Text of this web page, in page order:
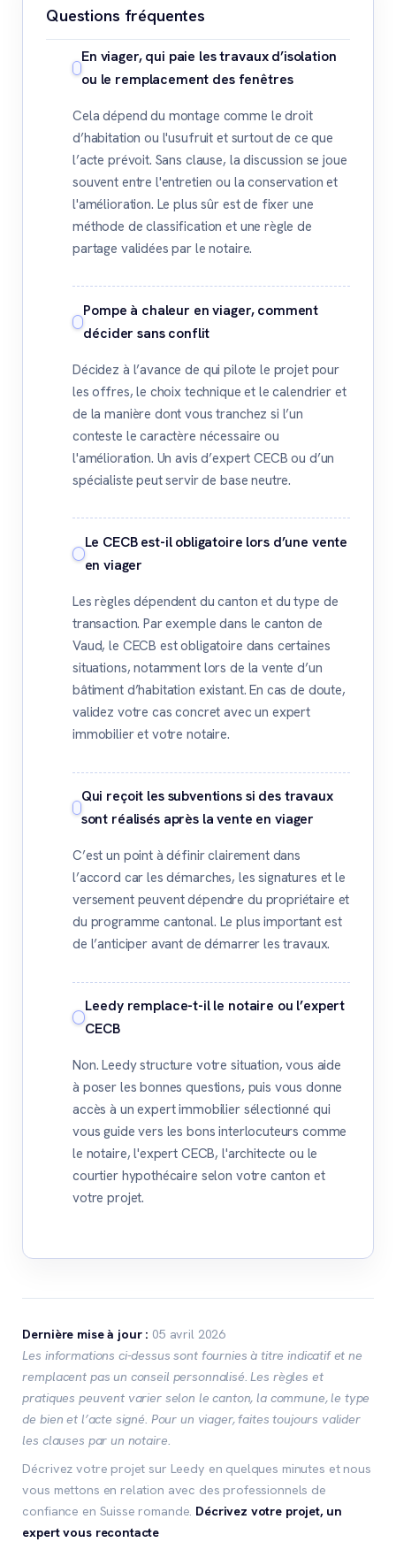
Questions fréquentes
En viager, qui paie les travaux d’isolation
ou le remplacement des fenêtres
Cela dépend du montage comme le droit
d’habitation ou l'usufruit et surtout de ce que
l’acte prévoit. Sans clause, la discussion se joue
souvent entre l'entretien ou la conservation et
l'amélioration. Le plus sûr est de fixer une
méthode de classification et une règle de
partage validées par le notaire.
Pompe à chaleur en viager, comment
décider sans conflit
Décidez à l’avance de qui pilote le projet pour
les offres, le choix technique et le calendrier et
de la manière dont vous tranchez si l’un
conteste le caractère nécessaire ou
l'amélioration. Un avis d’expert CECB ou d’un
spécialiste peut servir de base neutre.
Le CECB est-il obligatoire lors d’une vente
en viager
Les règles dépendent du canton et du type de
transaction. Par exemple dans le canton de
Vaud, le CECB est obligatoire dans certaines
situations, notamment lors de la vente d’un
bâtiment d’habitation existant. En cas de doute,
validez votre cas concret avec un expert
immobilier et votre notaire.
Qui reçoit les subventions si des travaux
sont réalisés après la vente en viager
C’est un point à définir clairement dans
l’accord car les démarches, les signatures et le
versement peuvent dépendre du propriétaire et
du programme cantonal. Le plus important est
de l’anticiper avant de démarrer les travaux.
Leedy remplace-t-il le notaire ou l’expert
CECB
Non. Leedy structure votre situation, vous aide
à poser les bonnes questions, puis vous donne
accès à un expert immobilier sélectionné qui
vous guide vers les bons interlocuteurs comme
le notaire, l'expert CECB, l'architecte ou le
courtier hypothécaire selon votre canton et
votre projet.
Dernière mise à jour : 05 avril 2026
Les informations ci-dessus sont fournies à titre indicatif et ne
remplacent pas un conseil personnalisé. Les règles et
pratiques peuvent varier selon le canton, la commune, le type
de bien et l’acte signé. Pour un viager, faites toujours valider
les clauses par un notaire.
Décrivez votre projet sur Leedy en quelques minutes et nous
vous mettons en relation avec des professionnels de
confiance en Suisse romande. Décrivez votre projet, un
expert vous recontacte